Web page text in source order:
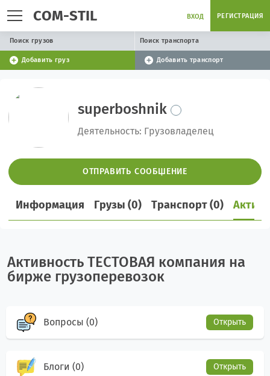
COM-STIL ВХОД РЕГИСТРАЦИЯ
Поиск грузов Поиск транспорта
Добавить груз Добавить транспорт
superboshnik
Деятельность: Грузовладелец
ОТПРАВИТЬ СООБЩЕНИЕ
Информация Грузы (0) Транспорт (0)
Активность ТЕСТОВАЯ компания на
бирже грузоперевозок
Вопросы (0) Открыть
Блоги (0) Открыть